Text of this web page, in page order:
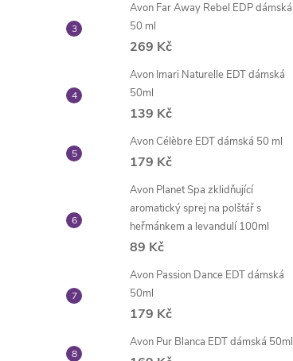
Avon Far Away Rebel EDP dámská
50 ml
269 Kč
Avon Imari Naturelle EDT dámská
50ml
139 Kč
Avon Célèbre EDT dámská 50 ml
179 Kč
Avon Planet Spa zklidňující
aromatický sprej na polštář s
heřmánkem a levandulí 100ml
89 Kč
Avon Passion Dance EDT dámská
50ml
179 Kč
Avon Pur Blanca EDT dámská 50ml